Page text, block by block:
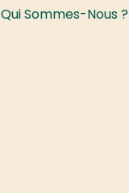
Qui Sommes-Nous ?